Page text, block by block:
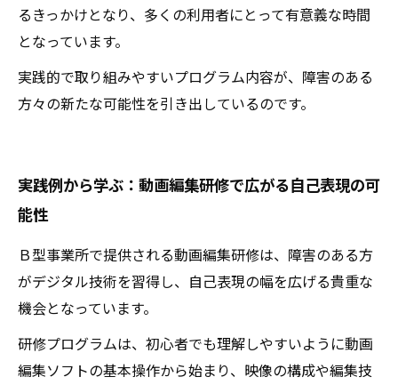
るきっかけとなり、多くの利用者にとって有意義な時間
となっています。
実践的で取り組みやすいプログラム内容が、障害のある
方々の新たな可能性を引き出しているのです。
実践例から学ぶ：動画編集研修で広がる自己表現の可
能性
Ｂ型事業所で提供される動画編集研修は、障害のある方
がデジタル技術を習得し、自己表現の幅を広げる貴重な
機会となっています。
研修プログラムは、初心者でも理解しやすいように動画
編集ソフトの基本操作から始まり、映像の構成や編集技